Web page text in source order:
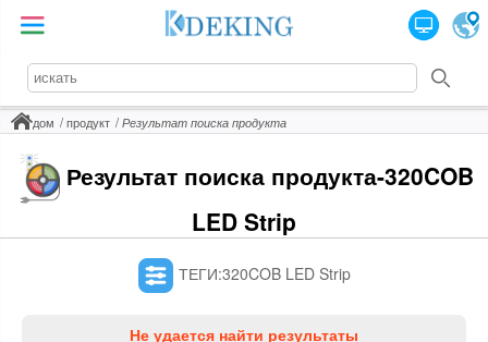
дом продукт Результат поиска продукта
Результат поиска продукта-320COB
LED Strip
ТЕГИ:320COB LED Strip
Не удается найти результаты